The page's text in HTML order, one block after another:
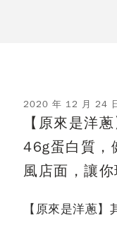
2020 年 12 月 24
【原來是洋
46g蛋白質，
風店面，讓你
【原來是洋蔥】